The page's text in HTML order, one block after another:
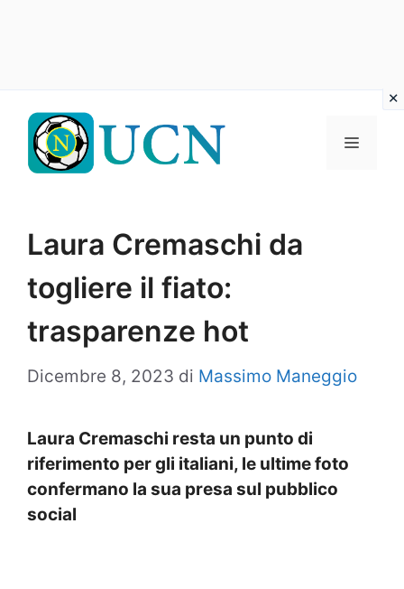
contenuto
Menu
Laura Cremaschi da
togliere il fiato:
trasparenze hot
Dicembre 8, 2023 di Massimo Maneggio
Laura Cremaschi resta un punto di
riferimento per gli italiani, le ultime foto
confermano la sua presa sul pubblico
social